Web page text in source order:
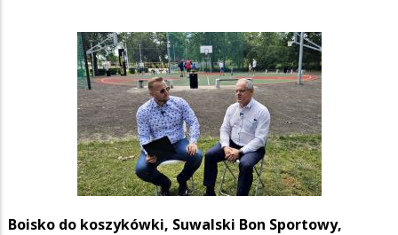
Boisko do koszykówki, Suwalski Bon Sportowy,